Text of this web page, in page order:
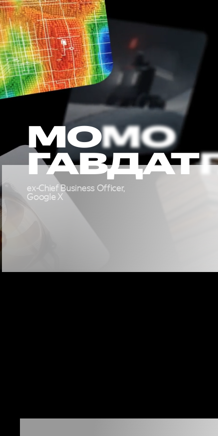
МО
ГАВДАТ
ex-Chief Business Officer,
Google X